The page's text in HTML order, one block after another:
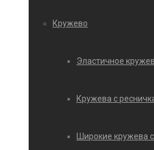
Кружево
Эластичное
Кружева с
Широкие кружева